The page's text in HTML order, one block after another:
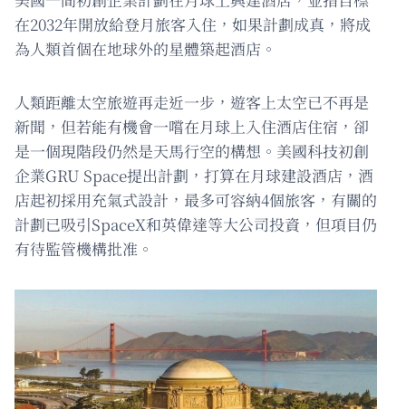
在2032年開放給登月旅客入住，如果計劃成真，將成
為人類首個在地球外的星體築起酒店。
人類距離太空旅遊再走近一步，遊客上太空已不再是
新聞，但若能有機會一嚐在月球上入住酒店住宿，卻
是一個現階段仍然是天馬行空的構想。美國科技初創
企業GRU Space提出計劃，打算在月球建設酒店，酒
店起初採用充氣式設計，最多可容納4個旅客，有關的
計劃已吸引SpaceX和英偉達等大公司投資，但項目仍
有待監管機構批准。